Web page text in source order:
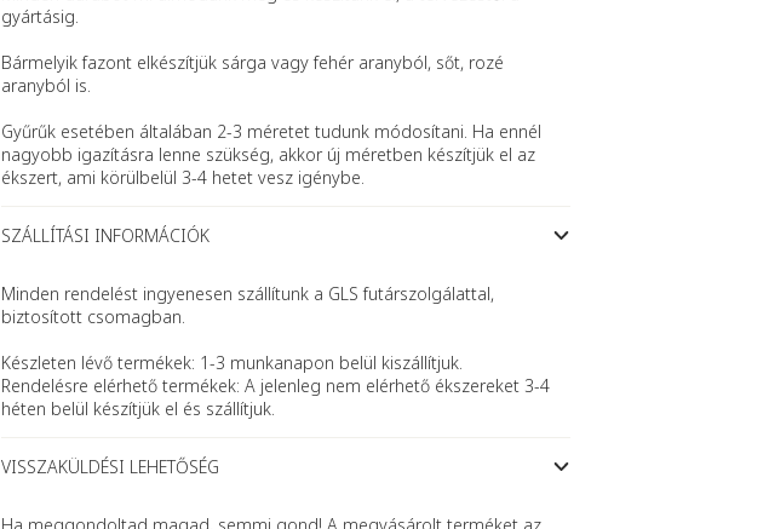
gyártásig.
Bármelyik fazont elkészítjük sárga vagy fehér aranyból, sőt, rozé
aranyból is.
Gyűrűk esetében általában 2-3 méretet tudunk módosítani. Ha ennél
nagyobb igazításra lenne szükség, akkor új méretben készítjük el az
ékszert, ami körülbelül 3-4 hetet vesz igénybe.
SZÁLLÍTÁSI INFORMÁCIÓK
Minden rendelést ingyenesen szállítunk a GLS futárszolgálattal,
biztosított csomagban.
Készleten lévő termékek: 1-3 munkanapon belül kiszállítjuk.
Rendelésre elérhető termékek: A jelenleg nem elérhető ékszereket 3-4
héten belül készítjük el és szállítjuk.
VISSZAKÜLDÉSI LEHETŐSÉG